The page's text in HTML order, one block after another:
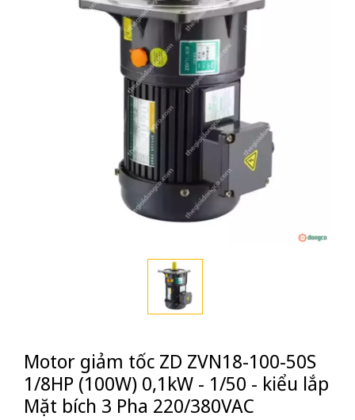
Motor giảm tốc ZD ZVN18-100-50S
1/8HP (100W) 0,1kW - 1/50 - kiểu lắp
Mặt bích 3 Pha 220/380VAC